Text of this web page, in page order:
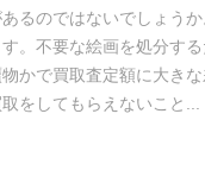
るのではないでしょう
。不要な絵画を処分す
かで買取査定額に大き
をしてもらえないこと...